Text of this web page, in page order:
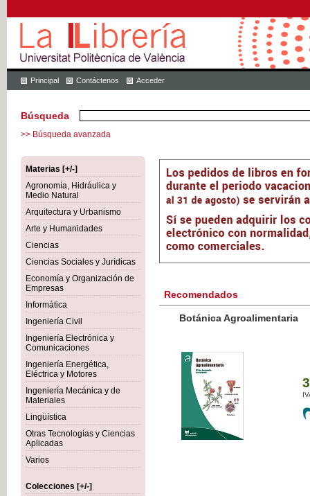
Principal Contáctenos Acceder
Búsqueda
>> Búsqueda avanzada
Materias [+/-]
Agronomía, Hidráulica y
Medio Natural
Arquitectura y Urbanismo
Arte y Humanidades
Ciencias
Ciencias Sociales y Jurídicas
Economía y Organización de
Empresas
Informática
Ingeniería Civil
Ingeniería Electrónica y
Comunicaciones
Ingeniería Energética,
Eléctrica y Motores
Ingeniería Mecánica y de
Materiales
Lingüística
Otras Tecnologías y Ciencias
Aplicadas
Varios
Colecciones [+/-]
Recomendados
Botánica Agroalimentaria
IVA